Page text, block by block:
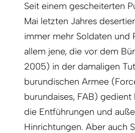
Seit einem gescheiterten
Mai letzten Jahres
immer mehr Soldaten und
allem jene, die vor dem
2005) in der damaligen
burundischen Armee
burundaises, FAB)
die Entführungen und
Hinrichtungen. Aber auch